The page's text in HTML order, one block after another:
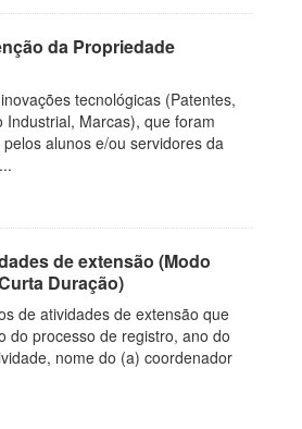
da Propriedade
tecnológicas (Patentes,
Industrial, Marcas), que foram
alunos e/ou servidores da
de extensão (Modo
Duração)
de atividades de extensão que
do processo de registro, ano do
nome do (a) coordenador